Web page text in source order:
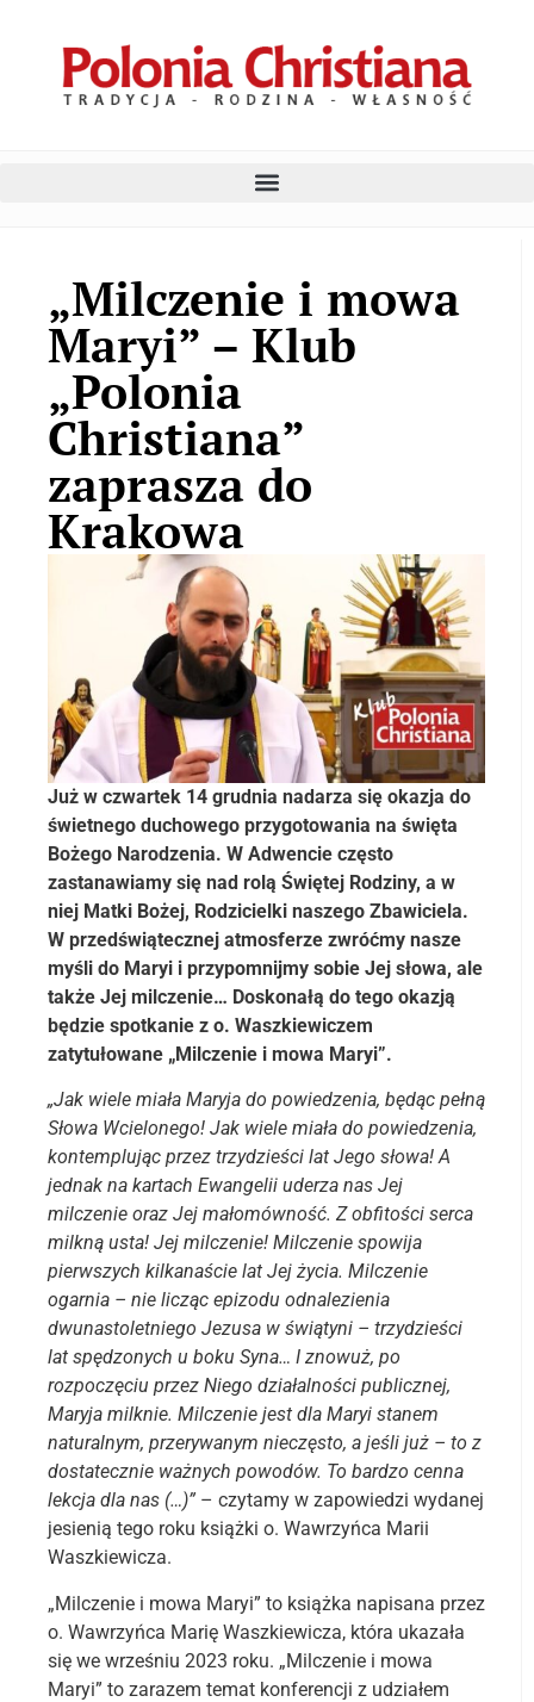
„Milczenie i mowa
Maryi” – Klub
„Polonia
Christiana”
zaprasza do
Krakowa
Już w czwartek 14 grudnia nadarza się okazja do
świetnego duchowego przygotowania na święta
Bożego Narodzenia. W Adwencie często
zastanawiamy się nad rolą Świętej Rodziny, a w
niej Matki Bożej, Rodzicielki naszego Zbawiciela.
W przedświątecznej atmosferze zwróćmy nasze
myśli do Maryi i przypomnijmy sobie Jej słowa, ale
także Jej milczenie… Doskonałą do tego okazją
będzie spotkanie z o. Waszkiewiczem
zatytułowane „Milczenie i mowa Maryi”.
„Jak wiele miała Maryja do powiedzenia, będąc pełną
Słowa Wcielonego! Jak wiele miała do powiedzenia,
kontemplując przez trzydzieści lat Jego słowa! A
jednak na kartach Ewangelii uderza nas Jej
milczenie oraz Jej małomówność. Z obfitości serca
milkną usta! Jej milczenie! Milczenie spowija
pierwszych kilkanaście lat Jej życia. Milczenie
ogarnia – nie licząc epizodu odnalezienia
dwunastoletniego Jezusa w świątyni – trzydzieści
lat spędzonych u boku Syna… I znowuż, po
rozpoczęciu przez Niego działalności publicznej,
Maryja milknie. Milczenie jest dla Maryi stanem
naturalnym, przerywanym nieczęsto, a jeśli już – to z
dostatecznie ważnych powodów. To bardzo cenna
lekcja dla nas (…)” – czytamy w zapowiedzi wydanej
jesienią tego roku książki o. Wawrzyńca Marii
Waszkiewicza.
„Milczenie i mowa Maryi” to książka napisana przez
o. Wawrzyńca Marię Waszkiewicza, która ukazała
się we wrześniu 2023 roku. „Milczenie i mowa
Maryi” to zarazem temat konferencji z udziałem